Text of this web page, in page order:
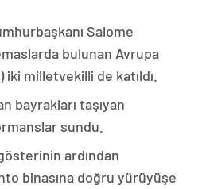
Salome
bulunan Avrupa
milletvekilli de katıldı.
bayrakları taşıyan
sundu.
ardından
binasına doğru yürüyüşe